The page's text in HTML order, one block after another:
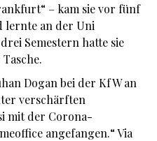
– kam sie vor fünf
lernte an der Uni
Semestern hatte sie
Dogan bei der KfW an
verschärften
mit der Corona-
angefangen.“ Via